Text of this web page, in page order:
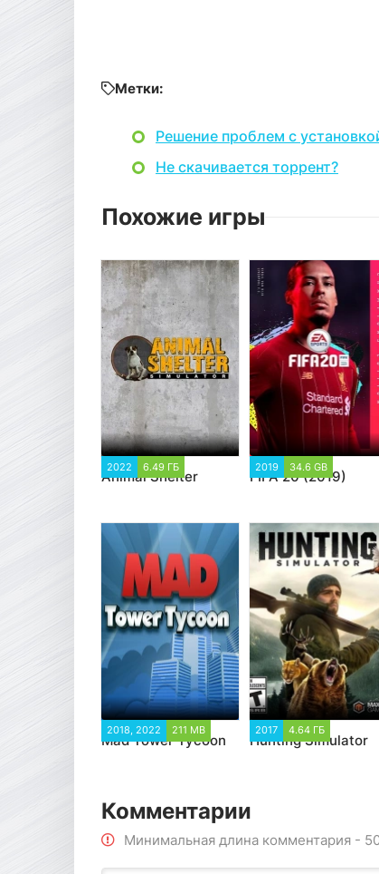
Метки:
Решение проблем с
Не скачивается торрент?
Похожие игры
2022 6.49 ГБ
Animal Shelter
2019 34.6 GB
FIFA 20 (2019)
2018, 2022 211 MB
Mad Tower Tycoon
2017 4.64 ГБ
Hunting Simulator
Комментарии
Минимальная длина комментария -